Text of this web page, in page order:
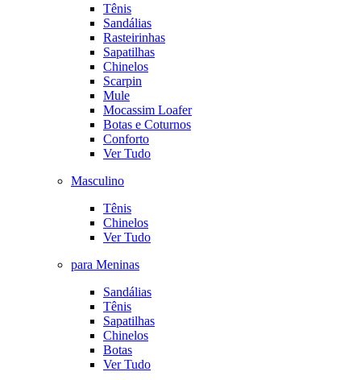
Tênis
Sandálias
Rasteirinhas
Sapatilhas
Chinelos
Scarpin
Mule
Mocassim Loafer
Botas e Coturnos
Conforto
Ver Tudo
Masculino
Tênis
Chinelos
Ver Tudo
para Meninas
Sandálias
Tênis
Sapatilhas
Chinelos
Botas
Ver Tudo